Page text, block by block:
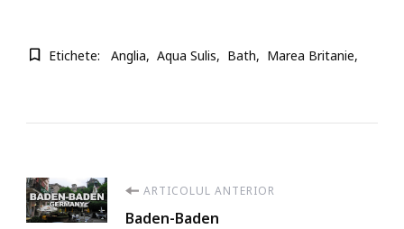
Etichete: Anglia Aqua Sulis Bath Marea Britanie
NavigareARTICOLUL ANTERIOR
Baden-Baden